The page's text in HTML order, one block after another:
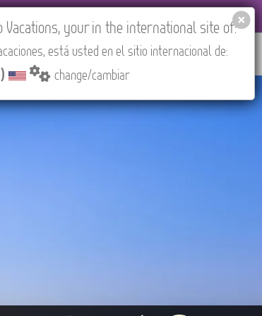
US CONTACT Find your Tour
Vacations, your in the international site of:
está usted en el sitio internacional de:
change/cambiar